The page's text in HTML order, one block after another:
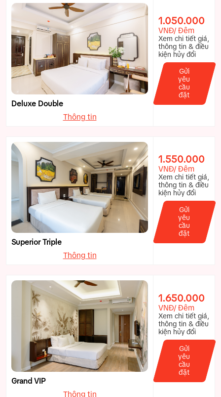
Deluxe Double
Thông tin
1.050.000
VNĐ/ Đêm
Xem chi tiết giá,
thông tin & điều
kiện hủy đổi
Gửi
yêu
cầu
đặt
Superior Triple
Thông tin
1.550.000
VNĐ/ Đêm
Xem chi tiết giá,
thông tin & điều
kiện hủy đổi
Gửi
yêu
cầu
đặt
Grand VIP
Thông tin
1.650.000
VNĐ/ Đêm
Xem chi tiết giá,
thông tin & điều
kiện hủy đổi
Gửi
yêu
cầu
đặt